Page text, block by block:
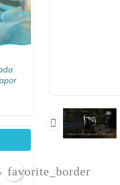
Tratamiento
Anticelulítico
$279.900
Precio
-$119.100
favorite_border
